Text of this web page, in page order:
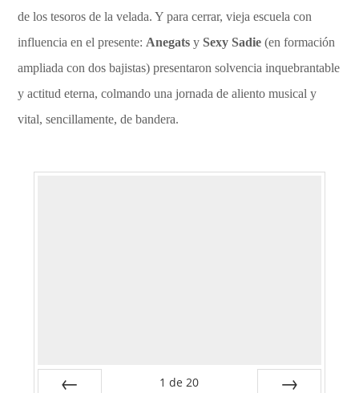
de los tesoros de la velada. Y para cerrar, vieja escuela con
influencia en el presente: Anegatsy Sexy Sadie(en formación
ampliada con dos bajistas) presentaron solvencia inquebrantable
y actitud eterna, colmando una jornada de aliento musical y
vital, sencillamente, de bandera.
1 de 20